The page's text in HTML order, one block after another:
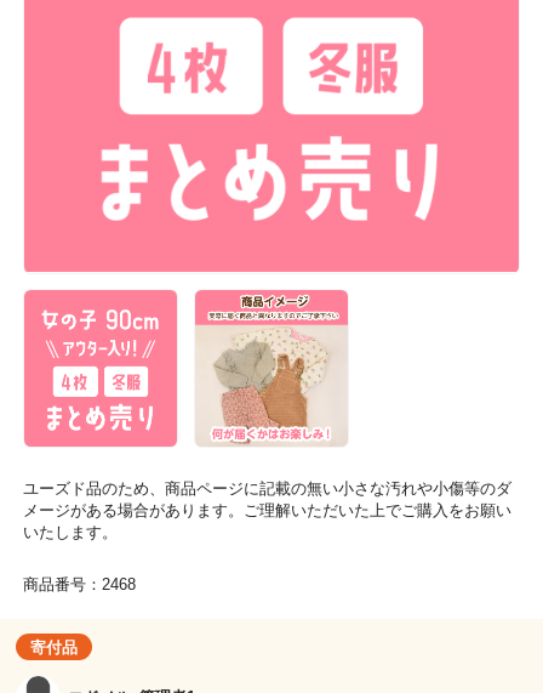
ユーズド品のため、商品ページに記載の無い小さな汚れや小傷等のダ
メージがある場合があります。ご理解いただいた上でご購入をお願い
いたします。
商品番号：2468
寄付品